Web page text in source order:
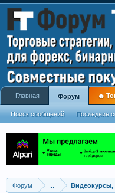
Форум Видеокурсы,
Главная Форум
Поиск сообщений Последние
🔥